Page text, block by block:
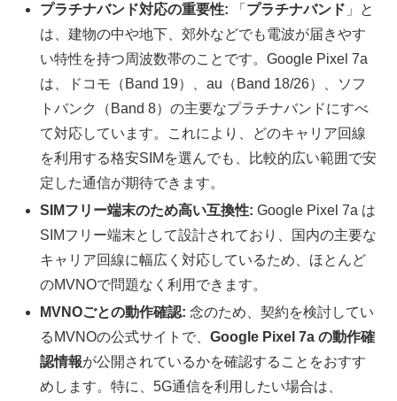
プラチナバンド対応の重要性: 「 プラチナバンド 」と
は、建物の中や地下、郊外などでも電波が届きやす
い特性を持つ周波数帯のことです。Google Pixel 7a
は、ドコモ（Band 19）、au（Band 18/26）、ソフ
トバンク（Band 8）の主要なプラチナバンドにすべ
て対応しています。これにより、どのキャリア回線
を利用する格安SIMを選んでも、比較的広い範囲で安
定した通信が期待できます。
SIMフリー端末のため高い互換性: Google Pixel 7a は
SIMフリー端末として設計されており、国内の主要な
キャリア回線に幅広く対応しているため、ほとんど
のMVNOで問題なく利用できます。
MVNOごとの動作確認: 念のため、契約を検討してい
るMVNOの公式サイトで、Google Pixel 7a の動作確
認情報が公開されているかを確認することをおすす
めします。特に、5G通信を利用したい場合は、